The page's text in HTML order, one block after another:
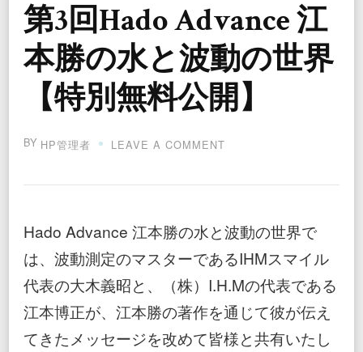
第3回Hado Advance 江
本勝の水と波動の世界
【特別無料公開】
BY HP管理者 LEAVE A COMMENT
回
江
本
勝
の
と
動
Hado Advance 江本勝の水と波動の世界で
は、波動測定のマスターであるIHMスマイル
代表の大木義昭と、（株）I.H.Mの代表である
江本博正が、江本勝の著作を通じて彼が伝え
てきたメッセージを改めて皆様と共有いたし